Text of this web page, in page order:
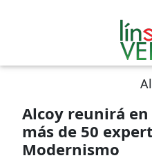
Alcoy reunirá
más de 50
Modernismo